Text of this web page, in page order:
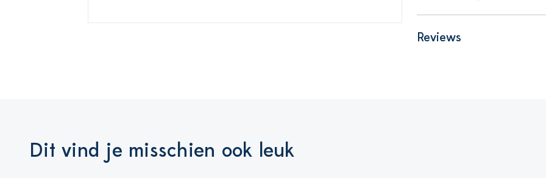
Reviews
Dit vind je misschien ook leuk